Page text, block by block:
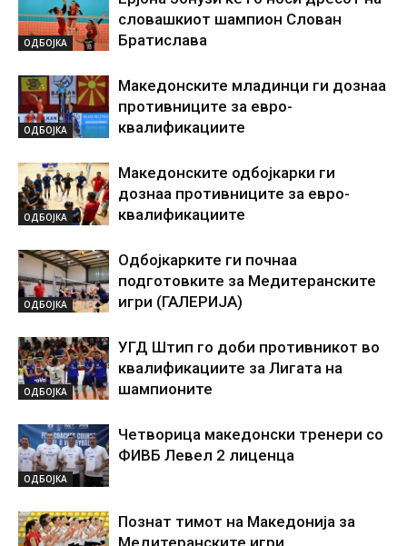
ОДБОЈКА
словашкиот шампион Слован
Братислава
ОДБОЈКА
Македонските младинци ги дознаа
противниците за евро-
квалификациите
ОДБОЈКА
Македонските одбојкарки ги
дознаа противниците за евро-
квалификациите
ОДБОЈКА
Одбојкарките ги почнаа
подготовките за Медитеранските
игри (ГАЛЕРИЈА)
ОДБОЈКА
УГД Штип го доби противникот во
квалификациите за Лигата на
шампионите
ОДБОЈКА
Четворица македонски тренери со
ФИВБ Левел 2 лиценца
Познат тимот на Македонија за